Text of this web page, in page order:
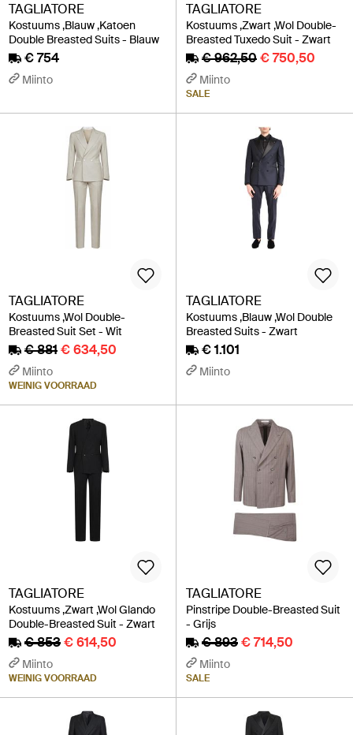
TAGLIATORE
Kostuums ,Blauw ,Katoen
Double Breasted Suits - Blauw
€ 754
Miinto
TAGLIATORE
Kostuums ,Zwart ,Wol Double-
Breasted Tuxedo Suit - Zwart
€ 962,50€ 750,50
Miinto
SALE
TAGLIATORE
Kostuums ,Wol Double-
Breasted Suit Set - Wit
€ 881€ 634,50
Miinto
WEINIG VOORRAAD
TAGLIATORE
Kostuums ,Blauw ,Wol Double
Breasted Suits - Zwart
€ 1.101
Miinto
TAGLIATORE
Kostuums ,Zwart ,Wol Glando
Double-Breasted Suit - Zwart
€ 853€ 614,50
Miinto
WEINIG VOORRAAD
TAGLIATORE
Pinstripe Double-Breasted Suit
- Grijs
€ 893€ 714,50
Miinto
SALE